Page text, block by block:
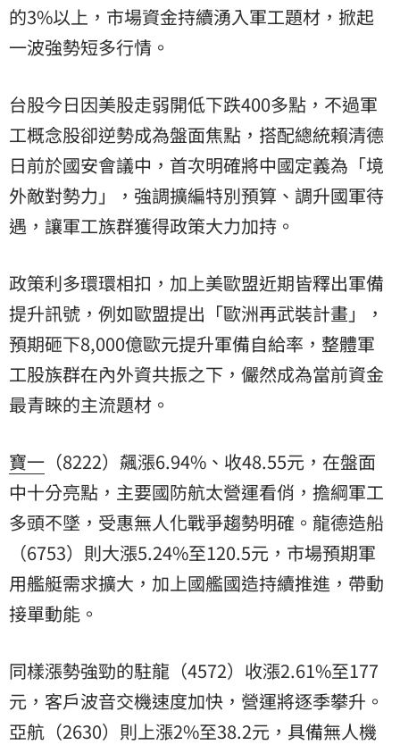
的3%以上，市場資金持續湧入軍工題材，掀起
一波強勢短多行情。
台股今日因美股走弱開低下跌400多點，不過軍
工概念股卻逆勢成為盤面焦點，搭配總統賴清德
日前於國安會議中，首次明確將中國定義為「境
外敵對勢力」，強調擴編特別預算、調升國軍待
遇，讓軍工族群獲得政策大力加持。
政策利多環環相扣，加上美歐盟近期皆釋出軍備
提升訊號，例如歐盟提出「歐洲再武裝計畫」，
預期砸下8,000億歐元提升軍備自給率，整體軍
工股族群在內外資共振之下，儼然成為當前資金
最青睞的主流題材。
寶一 （8222）飆漲6.94%、收48.55元，在盤面
中十分亮點，主要國防航太營運看俏，擔綱軍工
多頭不墜，受惠無人化戰爭趨勢明確。龍德造船
（6753）則大漲5.24%至120.5元，市場預期軍
用艦艇需求擴大，加上國艦國造持續推進，帶動
接單動能。
同樣漲勢強勁的駐龍（4572）收漲2.61%至177
元，客戶波音交機速度加快，營運將逐季攀升。
亞航 （2630）則上漲2%至38.2元，具備無人機